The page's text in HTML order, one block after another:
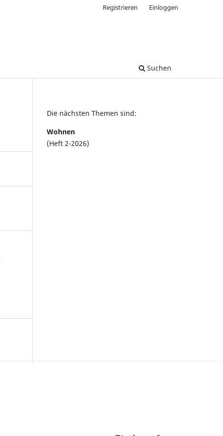
Suchen
Registrieren Einloggen
Die nächsten Themen sind:
Wohnen
(Heft 2-2026)